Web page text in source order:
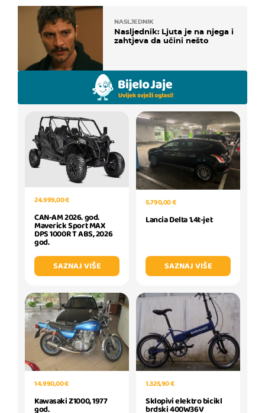
NASLJEDNIK
Nasljednik: Ljuta je na njega i
zahtjeva da učini nešto
24.999,00 €
CAN-AM 2026. god.
Maverick Sport MAX
DPS 1000R T ABS, 2026
god.
SAZNAJ VIŠE
5.790,00 €
Lancia Delta 1.4t-jet
SAZNAJ VIŠE
14.990,00 €
Kawasaki Z1000, 1977
god.
1.325,90 €
Sklopivi elektro bicikl
brdski 400W36V